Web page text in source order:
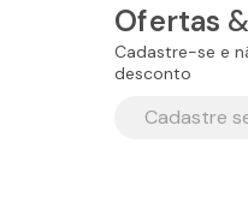
Ofertas
Cadastre-se e
desconto